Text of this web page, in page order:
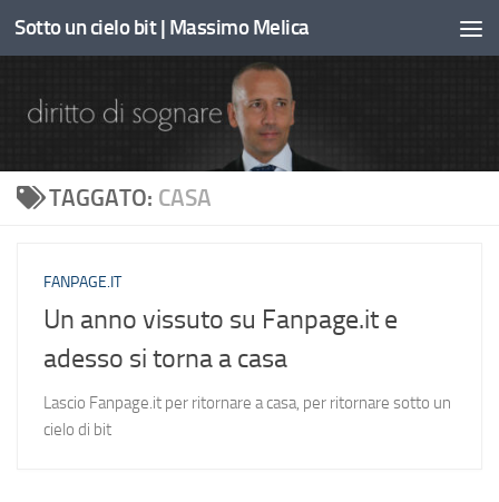
Sotto il contenuto
Sotto un cielo bit | Massimo Melica
TAGGATO: CASA
FANPAGE.IT
Un anno vissuto su Fanpage.it e
adesso si torna a casa
Lascio Fanpage.it per ritornare a casa, per ritornare sotto un
cielo di bit